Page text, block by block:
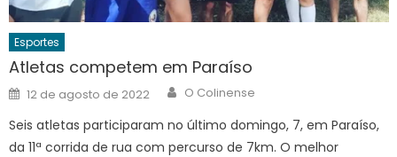
Esportes
Atletas competem em Paraíso
Posted
on
12 de agosto de 2022 Author
O Colinense
Seis atletas participaram no último domingo, 7, em Paraíso,
da 11ª corrida de rua com percurso de 7km. O melhor